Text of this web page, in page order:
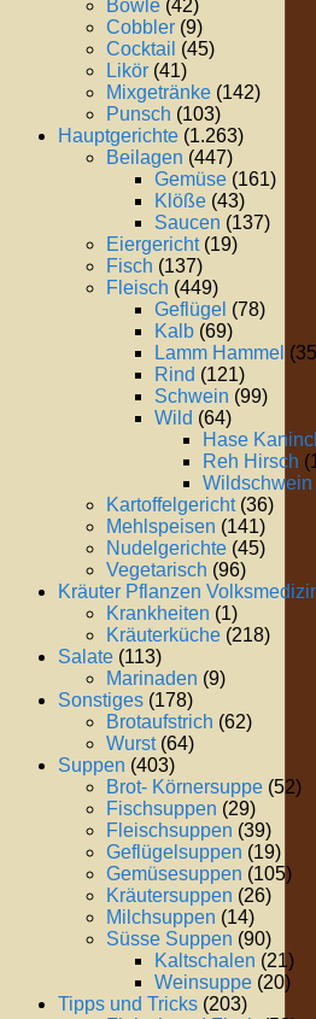
Bowle (42)
Cobbler (9)
Cocktail (45)
Likör (41)
Mixgetränke (142)
Punsch (103)
Hauptgerichte (1.263)
Beilagen (447)
Gemüse (161)
Klöße (43)
Saucen (137)
Eiergericht(19)
Fisch (137)
Fleisch (449)
Geflügel (78)
Kalb (69)
Lamm Hammel
Rind (121)
Schwein (99)
Wild (64)
Hase
Reh Hirsch
Wildschwein
Kartoffelgericht(36)
Mehlspeisen (141)
Nudelgerichte (45)
Vegetarisch (96)
Kräuter Pflanzen
Krankheiten (1)
Kräuterküche (218)
Salate (113)
Marinaden (9)
Sonstiges (178)
Brotaufstrich (62)
Wurst(64)
Suppen (403)
Brot- Körnersuppe (52)
Fischsuppen (29)
Fleischsuppen (39)
Geflügelsuppen (19)
Gemüsesuppen (105)
Kräutersuppen (26)
Milchsuppen (14)
Süsse Suppen (90)
Kaltschalen (21)
Weinsuppe (20)
Tipps und Tricks (203)